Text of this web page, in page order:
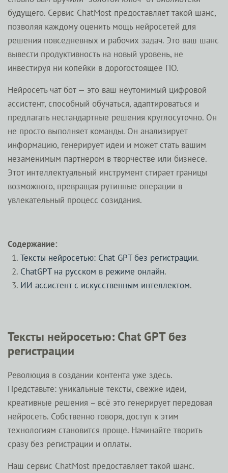
будущего. Сервис ChatMost предоставляет такой шанс,
позволяя каждому оценить мощь нейросетей для
решения повседневных и рабочих задач. Это ваш шанс
вывести продуктивность на новый уровень, не
инвестируя ни копейки в дорогостоящее ПО.
Нейросеть чат бот — это ваш неутомимый цифровой
ассистент, способный обучаться, адаптироваться и
предлагать нестандартные решения круглосуточно. Он
не просто выполняет команды. Он анализирует
информацию, генерирует идеи и может стать вашим
незаменимым партнером в творчестве или бизнесе.
Этот интеллектуальный инструмент стирает границы
возможного, превращая рутинные операции в
увлекательный процесс созидания.
Содержание:
Тексты нейросетью: Chat GPT без регистрации.
ChatGPT на русском в режиме онлайн.
ИИ ассистент с искусственным интеллектом.
Тексты нейросетью: Chat GPT без
регистрации
Революция в создании контента уже здесь.
Представьте: уникальные тексты, свежие идеи,
креативные решения – всё это генерирует передовая
нейросеть. Собственно говоря, доступ к этим
технологиям становится проще. Начинайте творить
сразу без регистрации и оплаты.
Наш сервис ChatMost предоставляет такой шанс.